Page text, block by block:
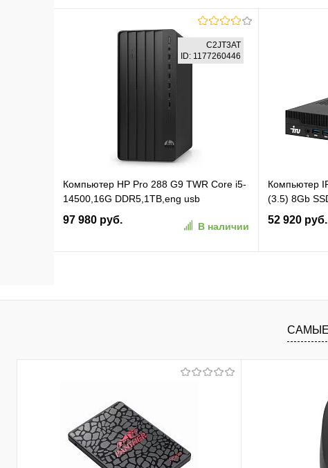
В корзину
C2JT3AT
ID: 1177260446
Компьютер HP Pro 288 G9 TWR Core i5-
14500,16G DDR5,1TB,eng usb
kbd,mouse,WiFi,BT,Win11Home,1Wty
(C2JT3AT)
97 980 руб.
В наличии
Компьютер
(3.5) 8Gb
11 Pro
(RUS)
52 920 руб.
В